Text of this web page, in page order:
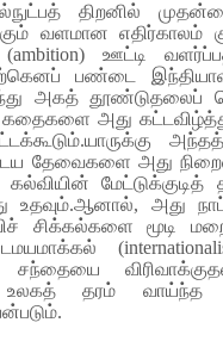
திறனில்
வளமான எதிர்காலம்
ஊட்டி
பண்டை
அகத் தூண்டுதலைப்
அது கட்டவிழ்த்து
தேவைகளை அது
உதவும்.ஆனால், அது
சிக்கல்களை மூடி
உலகத் தரம் வாய்ந்த